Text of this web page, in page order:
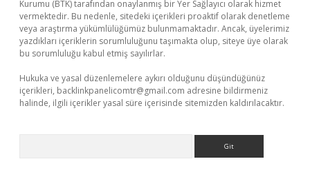
Kurumu (BTK) tarafından onaylanmış bir Yer Sağlayıcı olarak hizmet
vermektedir. Bu nedenle, sitedeki içerikleri proaktif olarak denetleme
veya araştırma yükümlülüğümüz bulunmamaktadır. Ancak, üyelerimiz
yazdıkları içeriklerin sorumluluğunu taşımakta olup, siteye üye olarak
bu sorumluluğu kabul etmiş sayılırlar.
Hukuka ve yasal düzenlemelere aykırı olduğunu düşündüğünüz
içerikleri, backlinkpanelicomtr@gmail.com adresine bildirmeniz
halinde, ilgili içerikler yasal süre içerisinde sitemizden kaldırılacaktır.